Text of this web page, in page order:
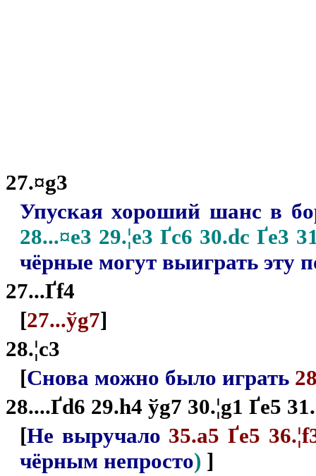
27.¤g3
Упуская хороший шанс в
28...¤e3 29.¦e3 Ґc6 30.dc Ґe3
чёрные могут выиграть эту
27...Ґf4
[27...ўg7]
28.¦c3
[Снова можно было играть
28....Ґd6 29.h4 ўg7 30.¦g1 Ґe5
[Не выручало 35.a5 Ґe5
чёрным непросто) ]